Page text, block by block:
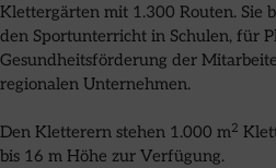
Klettergärten mit 1.300 Routen. Sie
den Sportunterricht in Schulen, für
Gesundheitsförderung der
regionalen Unternehmen.
Den Kletterern stehen 1.000 m2
bis 16 m Höhe zur Verfügung.